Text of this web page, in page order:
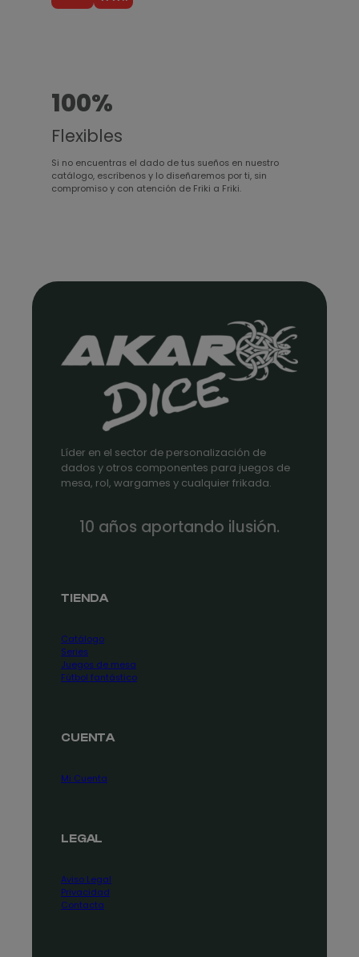
100%
Flexibles
Si no encuentras el dado de tus sueños en nuestro
catálogo, escríbenos y lo diseñaremos por ti, sin
compromiso y con atención de Friki a Friki.
Líder en el sector de personalización de
dados y otros componentes para juegos de
mesa, rol, wargames y cualquier frikada.
10 años aportando ilusión.
TIENDA
Catálogo
Series
Juegos de mesa
Fútbol fantástico
CUENTA
Mi Cuenta
LEGAL
Aviso Legal
Privacidad
Contacta